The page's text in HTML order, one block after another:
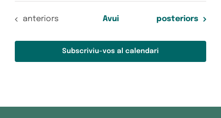
Esdeveniments
anteriors Avui Esdeveniments
posteriors
Subscriviu-vos al calendari